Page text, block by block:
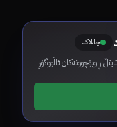
چالاک
ڕاوبۆچوونەکان ئاڵووگۆڕ